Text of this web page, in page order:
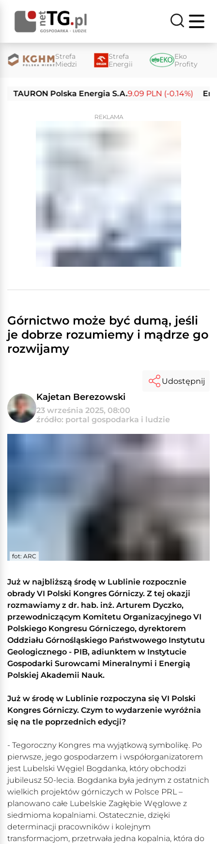
Strefa
Miedzi
Strefa
Energii
Eko
Profity
Polska Energia S.A.9.09 PLN (-0.14%) Enea S.A.
REKLAMA
Górnictwo może być dumą, jeśli
je dobrze rozumiemy i mądrze go
rozwijamy
Kajetan Berezowski
23 września 2025, 08:00
źródło: portal gospodarka i ludzie
Udostępnij
fot: ARC
Już w najbliższą środę w Lublinie rozpocznie
obrady VI Polski Kongres Górniczy. Z tej okazji
rozmawiamy z dr. hab. inż. Arturem Dyczko,
przewodniczącym Komitetu Organizacyjnego VI
Polskiego Kongresu Górniczego, dyrektorem
Oddziału Górnośląskiego Państwowego Instytutu
Geologicznego - PIB, adiunktem w Instytucie
Gospodarki Surowcami Mineralnymi i Energią
Polskiej Akademii Nauk.
Już w środę w Lublinie rozpoczyna się VI Polski
Kongres Górniczy. Czym to wydarzenie wyróżnia
się na tle poprzednich edycji?
- Tegoroczny Kongres ma wyjątkową symbolikę. Po
pierwsze, jego gospodarzem i współorganizatorem
jest Lubelski Węgiel Bogdanka, który obchodzi
jubileusz 50-lecia. Bogdanka była jednym z ostatnich
wielkich projektów górniczych w Polsce PRL –
planowano całe Lubelskie Zagłębie Węglowe z
siedmioma kopalniami. Ostatecznie, dzięki
determinacji pracowników i kolejnym
transformacjom, przetrwała jedna kopalnia, która do